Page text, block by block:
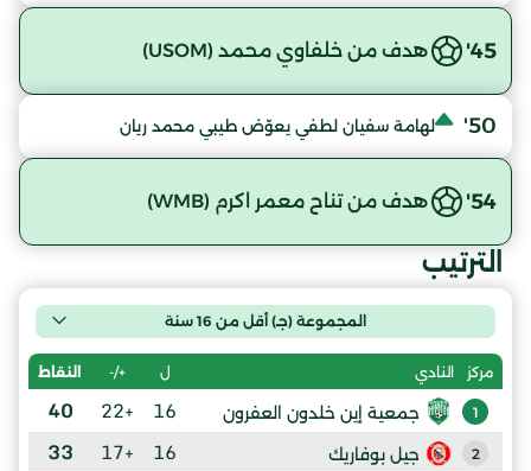
45' هدف من خلفاوي محمد (USOM)
50' لهامة سفيان لطفي يعوّض طيبي محمد ريان
54' هدف من تناح معمر اكرم (WMB)
الترتيب
المجموعة (جـ) أقل من 16 سنة
مركز النادي ل +/- النقاط
1 جمعية إين خلدون العفرون 16
+22
40
2 جيل بوفاريك 16
+17
33